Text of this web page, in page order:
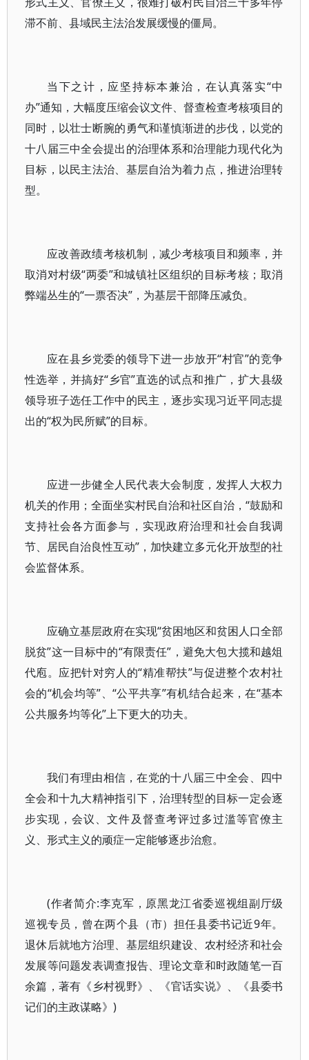
滞不前、县域民主法治发展缓慢的僵局。
当下之计，应坚持标本兼治，在认真落实“中
办”通知，大幅度压缩会议文件、督查检查考核项目的
同时，以壮士断腕的勇气和谨慎渐进的步伐，以党的
十八届三中全会提出的治理体系和治理能力现代化为
目标，以民主法治、基层自治为着力点，推进治理转
型。
应改善政绩考核机制，减少考核项目和频率，并
取消对村级“两委”和城镇社区组织的目标考核；取消
弊端丛生的“一票否决”，为基层干部降压减负。
应在县乡党委的领导下进一步放开“村官”的竞争
性选举，并搞好“乡官”直选的试点和推广，扩大县级
领导班子选任工作中的民主，逐步实现习近平同志提
出的“权为民所赋”的目标。
应进一步健全人民代表大会制度，发挥人大权力
机关的作用；全面坐实村民自治和社区自治，“鼓励和
支持社会各方面参与，实现政府治理和社会自我调
节、居民自治良性互动”，加快建立多元化开放型的社
会监督体系。
应确立基层政府在实现“贫困地区和贫困人口全部
脱贫”这一目标中的“有限责任”，避免大包大揽和越俎
代庖。应把针对穷人的“精准帮扶”与促进整个农村社
会的“机会均等”、“公平共享”有机结合起来，在“基本
公共服务均等化”上下更大的功夫。
我们有理由相信，在党的十八届三中全会、四中
全会和十九大精神指引下，治理转型的目标一定会逐
步实现，会议、文件及督查考评过多过滥等官僚主
义、形式主义的顽症一定能够逐步治愈。
(作者简介:李克军，原黑龙江省委巡视组副厅级
巡视专员，曾在两个县（市）担任县委书记近9年。
退休后就地方治理、基层组织建设、农村经济和社会
发展等问题发表调查报告、理论文章和时政随笔一百
余篇，著有《乡村视野》、《官话实说》、《县委书
记们的主政谋略》)